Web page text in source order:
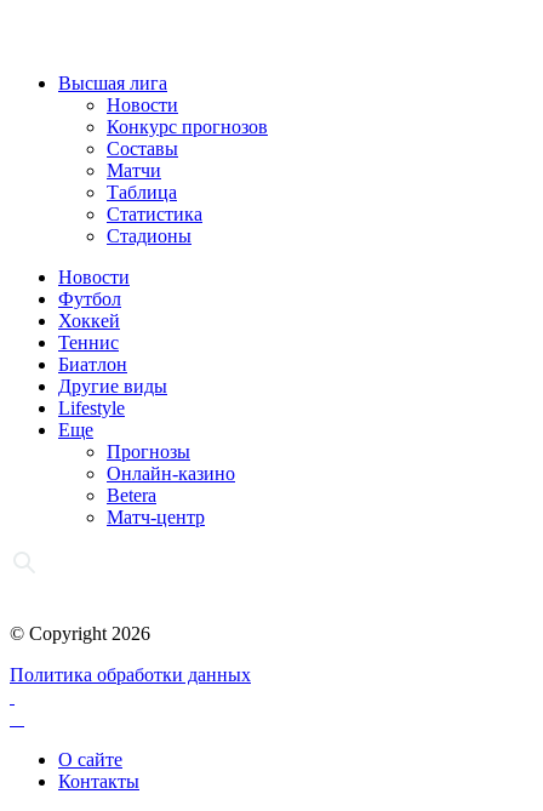
Высшая лига
Новости
Конкурс прогнозов
Составы
Матчи
Таблица
Статистика
Стадионы
Новости
Футбол
Хоккей
Теннис
Биатлон
Другие виды
Lifestyle
Еще
Прогнозы
Онлайн-казино
Betera
Матч-центр
© Copyright 2026
Политика обработки данных
О сайте
Контакты